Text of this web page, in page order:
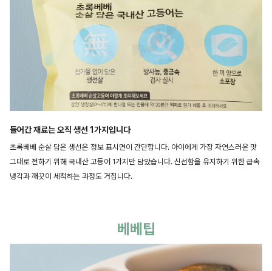
들어간 재료는 오직 생선 1가지입니다
초록베베 순살 담은 생선은 정보 표시면이 간단합니다. 아이에게 가장 자연스러운 맛
그대로 전하기 위해 국내산 고등어 1가지만 담았습니다. 신선함을 유지하기 위한 급속
냉각과 깨끗이 세척하는 과정도 거칩니다.
베베팁